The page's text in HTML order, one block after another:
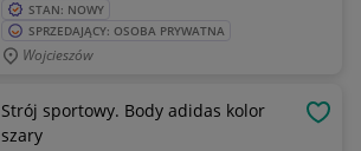
STAN: NOWY
SPRZEDAJĄCY: OSOBA PRYWATNA
Wojcieszów
Strój sportowy. Body adidas kolor
szary